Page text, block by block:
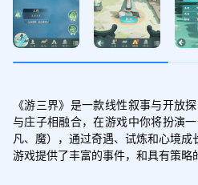
《游三界》是一款线性叙事与开放
与庄子相融合，在游戏中你将扮演
凡、魔），通过奇遇、试炼和心境成
游戏提供了丰富的事件，和具有策略